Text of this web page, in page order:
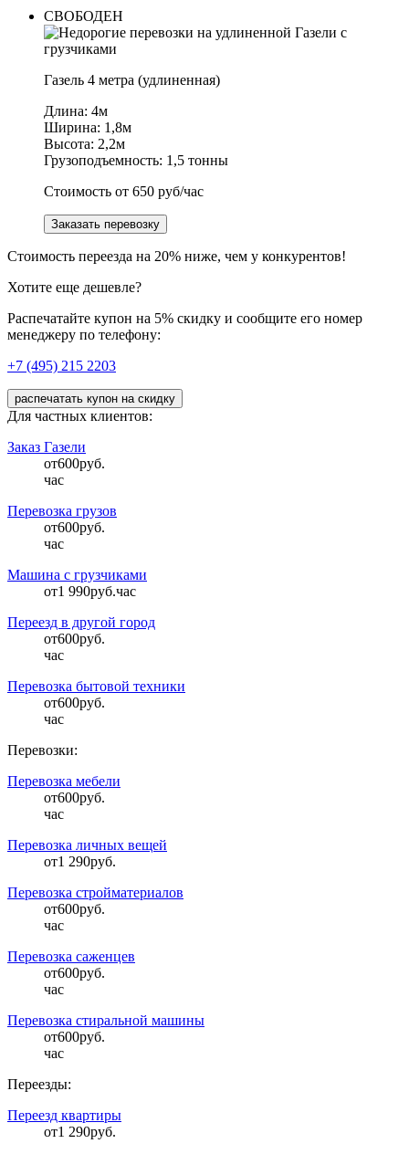
СВОБОДЕН
Газель 4 метра (удлиненная)
Длина: 4м
Ширина: 1,8м
Высота: 2,2м
Грузоподъемность: 1,5 тонны
Стоимость от 650 руб/час
Заказать перевозку
Стоимость переезда на 20% ниже, чем у конкурентов!
Хотите еще дешевле?
Распечатайте купон на 5% скидку и сообщите его номер
менеджеру по телефону:
+7 (495) 215 2203
распечатать купон на скидку
Для частных клиентов:
Заказ Газели
от600руб.
час
Перевозка грузов
от600руб.
час
Машина с грузчиками
от1 990руб.час
Переезд в другой город
от600руб.
час
Перевозка бытовой техники
от600руб.
час
Перевозки:
Перевозка мебели
от600руб.
час
Перевозка личных вещей
от1 290руб.
Перевозка стройматериалов
от600руб.
час
Перевозка саженцев
от600руб.
час
Перевозка стиральной машины
от600руб.
час
Переезды:
Переезд квартиры
от1 290руб.